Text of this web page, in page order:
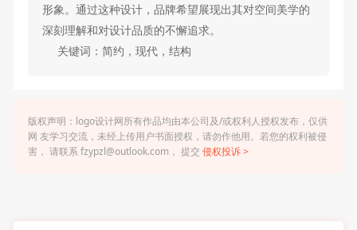
形象。通过这种设计，品牌希望展现出其对空间美学的
深刻理解和对设计品质的不懈追求。
关键词：简约，现代，结构
版权声明：logo设计网所有作品均由本公司及/或权利人授权发布，仅供
网 友学习交流，未经上传用户书面授权，请勿作他用。若您的权利被侵
害， 请联系 fzypzl@outlook.com， 提交 侵权投诉 >